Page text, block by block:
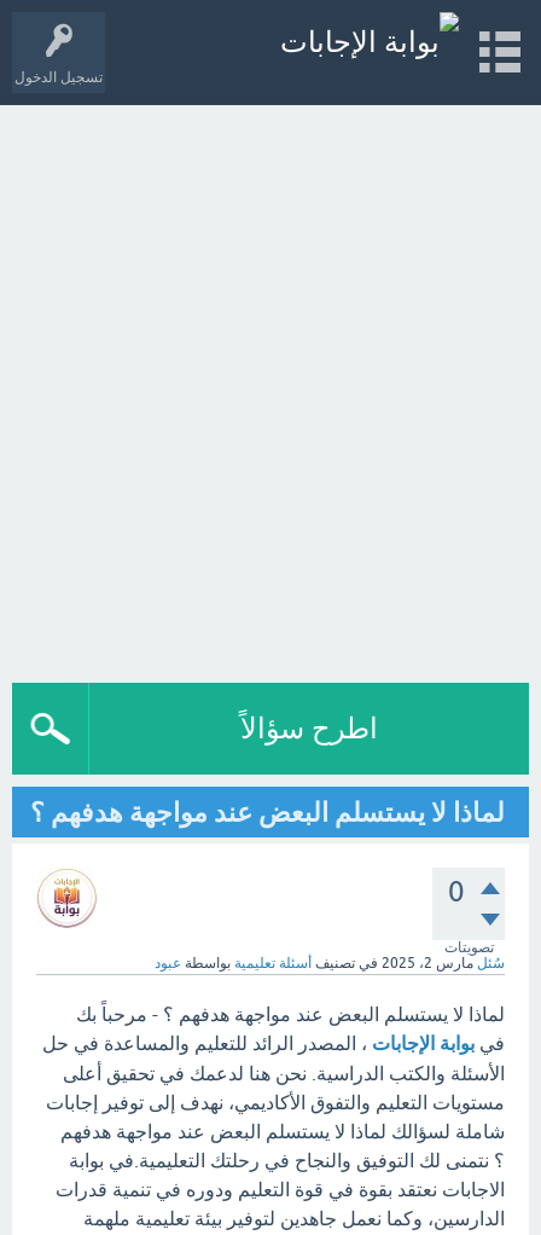
تسجيل الدخول
اطرح سؤالاً
لماذا لا يستسلم البعض عند مواجهة هدفهم ؟
0
تصويتات
سُئل مارس 2، 2025 في تصنيف أسئلة تعليمية بواسطة عبود
لماذا لا يستسلم البعض عند مواجهة هدفهم ؟ - مرحباً بك
في بوابة الإجابات ، المصدر الرائد للتعليم والمساعدة في حل
الأسئلة والكتب الدراسية. نحن هنا لدعمك في تحقيق أعلى
مستويات التعليم والتفوق الأكاديمي، نهدف إلى توفير إجابات
شاملة لسؤالك لماذا لا يستسلم البعض عند مواجهة هدفهم
؟ نتمنى لك التوفيق والنجاح في رحلتك التعليمية.في بوابة
الاجابات نعتقد بقوة في قوة التعليم ودوره في تنمية قدرات
الدارسين، وكما نعمل جاهدين لتوفير بيئة تعليمية ملهمة